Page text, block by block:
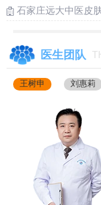
石家庄远大中医皮
医生团队
王树申 刘惠莉